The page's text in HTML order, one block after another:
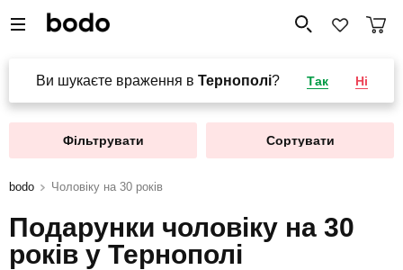
Ви шукаєте враження в Тернополі? Так Ні
Фільтрувати Сортувати
bodo Чоловіку на 30 років
Подарунки чоловіку на 30
років у Тернополі